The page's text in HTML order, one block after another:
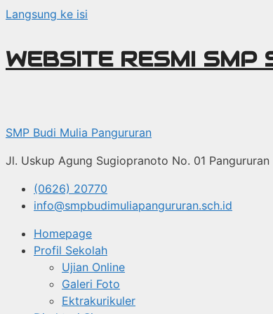
Langsung ke isi
WEBSITE RESMI SMP
SMP Budi Mulia Pangururan
Jl. Uskup Agung Sugiopranoto No. 01
(0626) 20770
info@smpbudimuliapangururan.sch.id
Homepage
Profil Sekolah
Ujian Online
Galeri Foto
Ektrakurikuler